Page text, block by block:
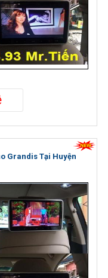
Grandis Tại Huyện